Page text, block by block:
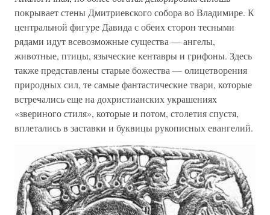
покрывает стены Дмитриевского собора во Владимире. К
центральной фигуре Давида с обеих сторон тесными
рядами идут всевозможные существа — ангелы,
животные, птицы, языческие кентавры и грифоны. Здесь
также представлены старые божества — олицетворения
природных сил, те самые фантастические твари, которые
встречались еще на дохристианских украшениях
«звериного стиля», которые и потом, столетия спустя,
вплетались в заставки и буквицы рукописных евангелий.